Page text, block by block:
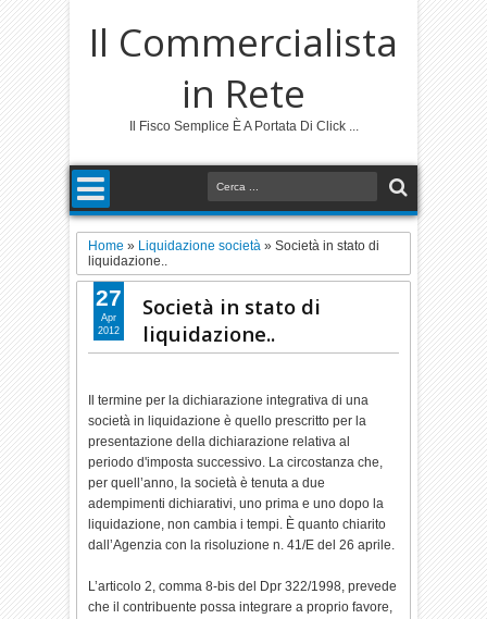
Il Commercialista
in Rete
Il Fisco Semplice È A Portata Di Click ...
Home » Liquidazione società »Società in stato di
liquidazione..
Società in stato di
liquidazione..
Il termine per la dichiarazione integrativa di una
società in liquidazione è quello prescritto per la
presentazione della dichiarazione relativa al
periodo d'imposta successivo. La circostanza che,
per quell’anno, la società è tenuta a due
adempimenti dichiarativi, uno prima e uno dopo la
liquidazione, non cambia i tempi. È quanto chiarito
dall’Agenzia con la risoluzione n. 41/E del 26 aprile.
L’articolo 2, comma 8-bis del Dpr 322/1998, prevede
che il contribuente possa integrare a proprio favore,
27
Apr
2012